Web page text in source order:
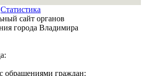
Статистика
сайт органов
города Владимира
обращениями граждан: